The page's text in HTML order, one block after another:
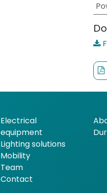
Electrical
equipment
Lighting solutions
Mobility
Team
Contact